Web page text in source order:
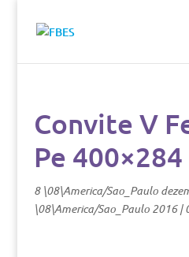
Convite V
Pe
8 \08\America/Sao_Paulo
\08\America/Sao_Paulo 2016|